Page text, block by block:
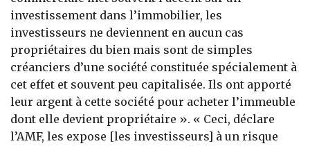
investissement dans l’immobilier, les
investisseurs ne deviennent en aucun cas
propriétaires du bien mais sont de simples
créanciers d’une société constituée spécialement à
cet effet et souvent peu capitalisée. Ils ont apporté
leur argent à cette société pour acheter l’immeuble
dont elle devient propriétaire ». « Ceci, déclare
l’AMF, les expose [les investisseurs] à un risque